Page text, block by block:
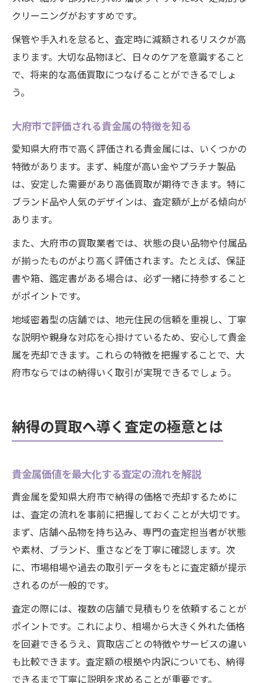
クリーニングがおすすめです。
保管や手入れを怠ると、査定時に減額されるリスクが高
まります。大切な品物ほど、日々のケアを意識すること
で、将来的な高価買取につなげることができるでしょ
う。
大府市で評価される貴金属の特徴を知る
愛知県大府市で高く評価される貴金属には、いくつかの
特徴があります。まず、純度が高い金やプラチナ製品
は、安定した需要があり高価買取が期待できます。特に
ブランド品や人気のデザインは、査定額が上がる傾向が
あります。
また、大府市の買取業者では、状態の良い品物や付属品
が揃ったものがより高く評価されます。たとえば、保証
書や箱、鑑定書がある場合は、必ず一緒に持参すること
がポイントです。
地域密着型の店舗では、地元住民の信頼を重視し、丁寧
な説明や親身な対応を心掛けているため、安心して貴金
属を売却できます。これらの特徴を把握することで、大
府市ならではの納得いく取引が実現できるでしょう。
納得の買取へ導く査定の極意とは
貴金属価値を最大化する査定の流れを解説
貴金属を愛知県大府市で納得の価格で売却するために
は、査定の流れを事前に把握しておくことが大切です。
まず、店舗へ品物を持ち込み、専門の査定担当者が状態
や素材、ブランド、重さなどを丁寧に確認します。次
に、市場相場や過去の取引データをもとに査定額が提示
されるのが一般的です。
査定の際には、複数の店舗で見積もりを依頼することが
ポイントです。これにより、相場から大きく外れた価格
を回避できるうえ、買取店ごとの特徴やサービスの違い
も比較できます。査定額の根拠や内訳についても、納得
できるまで丁寧に説明を求めることが重要です。